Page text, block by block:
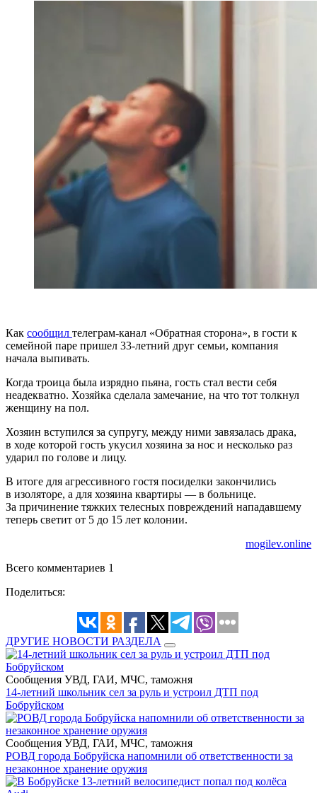
Как сообщил телеграм-канал «Обратная сторона», в гости к
семейной паре пришел 33-летний друг семьи, компания
начала выпивать.
Когда троица была изрядно пьяна, гость стал вести себя
неадекватно. Хозяйка сделала замечание, на что тот толкнул
женщину на пол.
Хозяин вступился за супругу, между ними завязалась драка,
в ходе которой гость укусил хозяина за нос и несколько раз
ударил по голове и лицу.
В итоге для агрессивного гостя посиделки закончились
в изоляторе, а для хозяина квартиры — в больнице.
За причинение тяжких телесных повреждений нападавшему
теперь светит от 5 до 15 лет колонии.
mogilev.online
Всего комментариев 1
Поделиться:
ДРУГИЕ НОВОСТИ РАЗДЕЛА
Сообщения УВД, ГАИ, МЧС, таможня
14-летний школьник сел за руль и устроил ДТП под
Бобруйском
Сообщения УВД, ГАИ, МЧС, таможня
РОВД города Бобруйска напомнили об ответственности за
незаконное хранение оружия